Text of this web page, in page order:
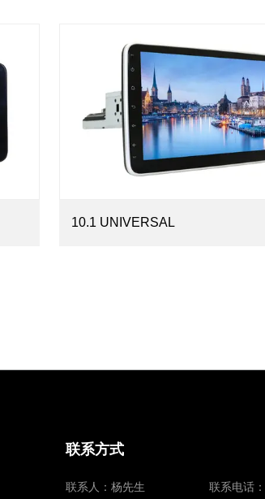
10.1 UNIVERSAL
联系方式
联系人：杨先生 联系电话：